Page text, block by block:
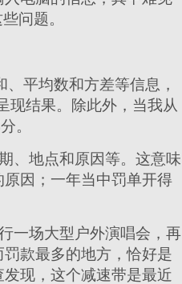
问题。
平均数和方差等信息，
现结果。除此外，当我从
。
、地点和原因等。这意味
因；一年当中罚单开得
一场大型户外演唱会，再
款最多的地方，恰好是
现，这个减速带是最近